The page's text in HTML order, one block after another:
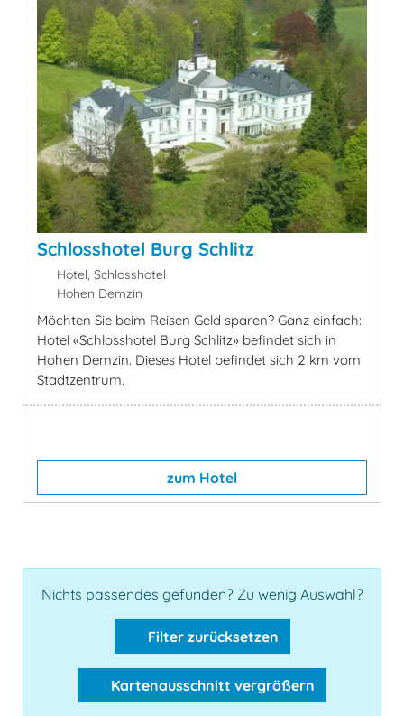
Schlosshotel Burg Schlitz
Hotel, Schlosshotel
Hohen Demzin
Möchten Sie beim Reisen Geld sparen? Ganz einfach:
Hotel «Schlosshotel Burg Schlitz» befindet sich in
Hohen Demzin. Dieses Hotel befindet sich 2 km vom
Stadtzentrum.
zum Hotel
Nichts passendes gefunden? Zu wenig Auswahl?
Filter zurücksetzen
Kartenausschnitt vergrößern